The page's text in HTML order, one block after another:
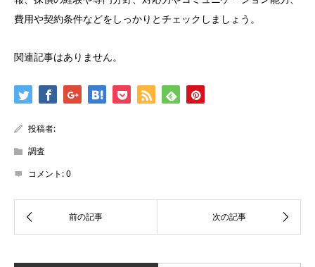
費用や契約条件などをしっかりとチェックしましょう。
関連記事はありません。
投稿者:
調査
コメント:0